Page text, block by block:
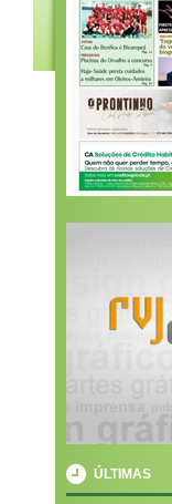
ÚLTIMAS